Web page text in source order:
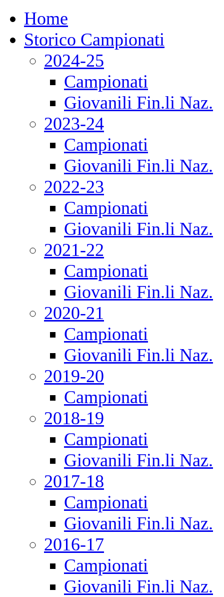
Home
Storico Campionati
2024-25
Campionati
Giovanili Fin.li Naz.
2023-24
Campionati
Giovanili Fin.li Naz.
2022-23
Campionati
Giovanili Fin.li Naz.
2021-22
Campionati
Giovanili Fin.li Naz.
2020-21
Campionati
Giovanili Fin.li Naz.
2019-20
Campionati
2018-19
Campionati
Giovanili Fin.li Naz.
2017-18
Campionati
Giovanili Fin.li Naz.
2016-17
Campionati
Giovanili Fin.li Naz.